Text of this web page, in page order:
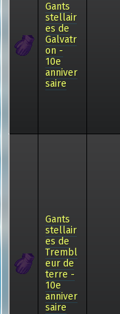
Gants
stellair
es de
Galvatr
on -
10e
anniver
saire
Gants
stellair
es de
Trembl
eur de
terre -
10e
anniver
saire